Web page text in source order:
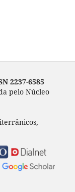
2237-6585
pelo Núcleo